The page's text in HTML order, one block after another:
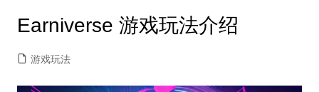
Earniverse 游戏玩法介绍
游戏玩法